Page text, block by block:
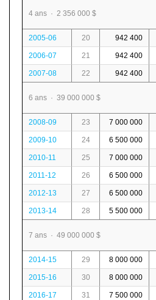
4 ans · 2 356 000 $
2005-06 20 942 400
2006-07 21 942 400
2007-08 22 942 400
6 ans · 39 000 000 $
2008-09 23 7 000 000
2009-10 24 6 500 000
2010-11 25 7 000 000
2011-12 26 6 500 000
2012-13 27 6 500 000
2013-14 28 5 500 000
7 ans · 49 000 000 $
2014-15 29 8 000 000
2015-16 30 8 000 000
2016-17 31 7 500 000